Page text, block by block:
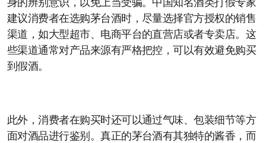
身的辨别意识，以免上当受骗。中国知名酒类打假专家
建议消费者在选购茅台酒时，尽量选择官方授权的销售
渠道，如大型超市、电商平台的直营店或者专卖店。这
些渠道通常对产品来源有严格把控，可以有效避免购买
到假酒。
此外，消费者在购买时还可以通过气味、包装细节等方
面对酒品进行鉴别。真正的茅台酒有其独特的酱香，而